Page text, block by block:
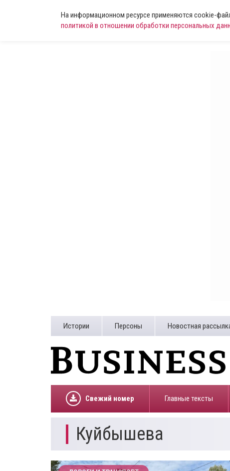
На информационном ресурсе применяются cookie-
политикой в отношении обработки персональных
Истории Персоны Новостная
Свежий номер Главные тексты
Куйбышева